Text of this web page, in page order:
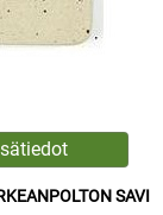
SAVI